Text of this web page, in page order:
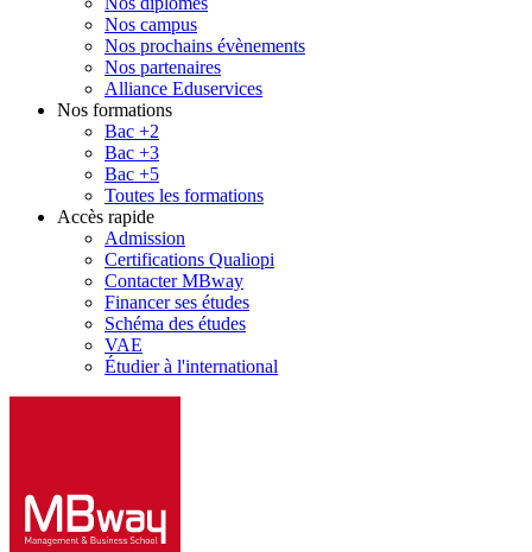
Nos campus
Nos prochains évènements
Nos partenaires
Alliance Eduservices
Nos formations
Bac +2
Bac +3
Bac +5
Toutes les formations
Accès rapide
Admission
Certifications Qualiopi
Contacter MBway
Financer ses études
Schéma des études
VAE
Étudier à l'international